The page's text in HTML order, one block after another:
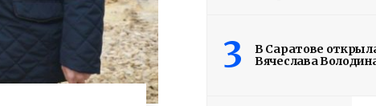
3
В Саратове
Вячеслава